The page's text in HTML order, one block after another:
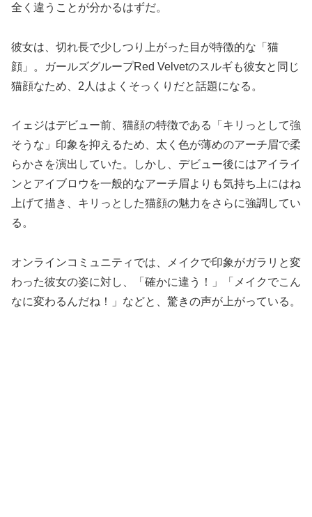
全く違うことが分かるはずだ。
彼女は、切れ長で少しつり上がった目が特徴的な「猫
顔」。ガールズグループRed Velvetのスルギも彼女と同じ
猫顔なため、2人はよくそっくりだと話題になる。
イェジはデビュー前、猫顔の特徴である「キリっとして強
そうな」印象を抑えるため、太く色が薄めのアーチ眉で柔
らかさを演出していた。しかし、デビュー後にはアイライ
ンとアイブロウを一般的なアーチ眉よりも気持ち上にはね
上げて描き、キリっとした猫顔の魅力をさらに強調してい
る。
オンラインコミュニティでは、メイクで印象がガラリと変
わった彼女の姿に対し、「確かに違う！」「メイクでこん
なに変わるんだね！」などと、驚きの声が上がっている。